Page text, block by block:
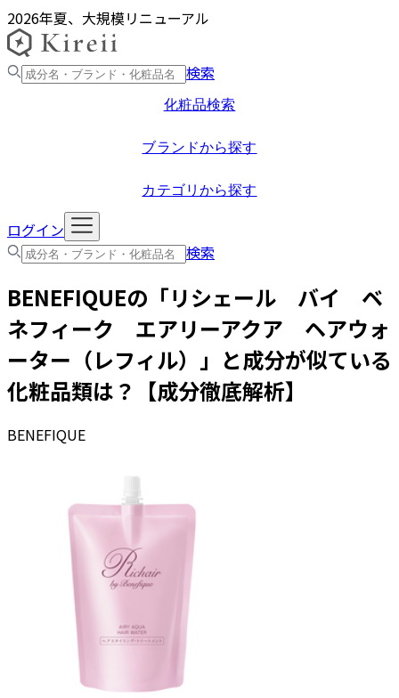
2026年夏、大規模リニューアル
検索
化粧品検索
ブランドから探す
カテゴリから探す
ログイン
検索
BENEFIQUEの「リシェール バイ ベ
ネフィーク エアリーアクア ヘアウォ
ーター（レフィル）
」と成分が似ている
化粧品類は？【成分徹底解析】
BENEFIQUE